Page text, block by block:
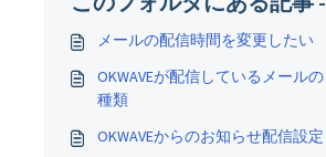
メールの配信時間を変更したい
OKWAVEが配信しているメールの
種類
OKWAVEからのお知らせ配信設定